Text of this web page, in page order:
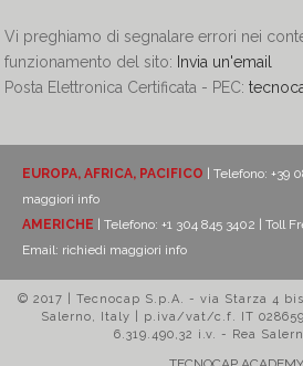
Vi preghiamo di segnalare errori nei
funzionamento del sito: Invia un'email
Posta Elettronica Certificata - PEC:
EUROPA, AFRICA, PACIFICO | Telefono: +39
maggiori info
AMERICHE | Telefono: +1 304 845 3402 | Toll
Email: richiedi maggiori info
© 2017 | Tecnocap S.p.A. - via Starza 4
Salerno, Italy | p.iva/vat/c.f. IT
6.319.490,32 i.v. - Rea